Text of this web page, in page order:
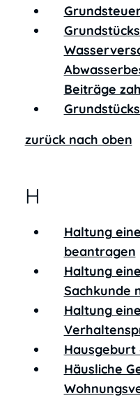
Beiträge
zurück nach oben
H
Haltung
beantragen
Haltung
Sachkunde
Haltung
Häusliche